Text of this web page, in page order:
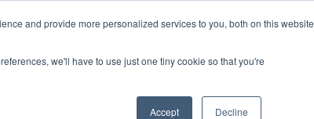
and provide more personalized services to you, both on this website
we'll have to use just one tiny cookie so that you're
Accept Decline
Podcast About us Log in Contact us